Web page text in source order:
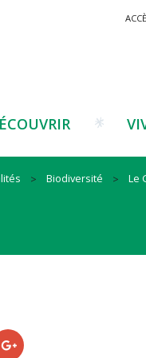
Musées et
Forêt-bois
Biodiversité Le